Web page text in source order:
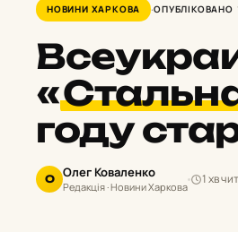
контенту
НОВИНИ ХАРКОВА ОПУБЛІКОВАНО
«
году
О Олег Коваленко
Редакція · Новини Харкова
1 хв